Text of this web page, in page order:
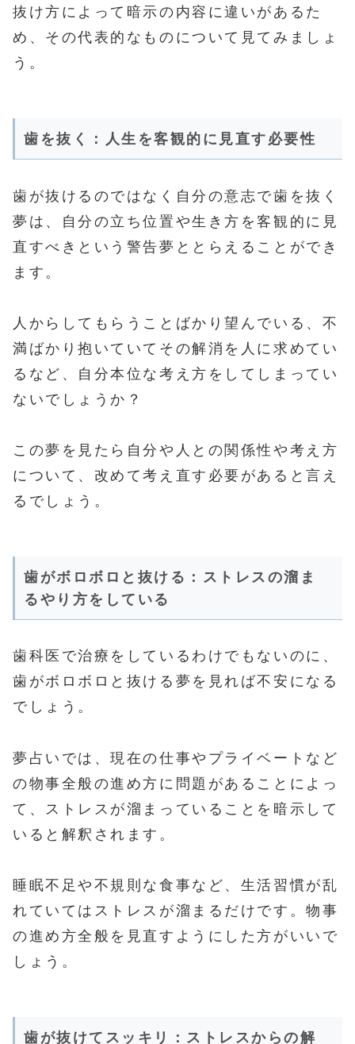
抜け方によって暗示の内容に違いがあるた
め、その代表的なものについて見てみましょ
う。
歯を抜く：人生を客観的に見直す必要性
歯が抜けるのではなく自分の意志で歯を抜く
夢は、自分の立ち位置や生き方を客観的に見
直すべきという警告夢ととらえることができ
ます。
人からしてもらうことばかり望んでいる、不
満ばかり抱いていてその解消を人に求めてい
るなど、自分本位な考え方をしてしまってい
ないでしょうか？
この夢を見たら自分や人との関係性や考え方
について、改めて考え直す必要があると言え
るでしょう。
歯がボロボロと抜ける：ストレスの溜ま
るやり方をしている
歯科医で治療をしているわけでもないのに、
歯がボロボロと抜ける夢を見れば不安になる
でしょう。
夢占いでは、現在の仕事やプライベートなど
の物事全般の進め方に問題があることによっ
て、ストレスが溜まっていることを暗示して
いると解釈されます。
睡眠不足や不規則な食事など、生活習慣が乱
れていてはストレスが溜まるだけです。物事
の進め方全般を見直すようにした方がいいで
しょう。
歯が抜けてスッキリ：ストレスからの解